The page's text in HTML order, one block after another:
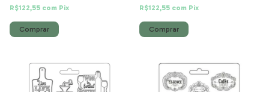
R$122,55 com Pix R$122,55 com Pix